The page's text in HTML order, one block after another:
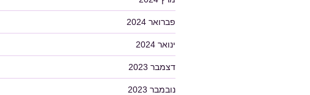
פברואר 2024
ינואר 2024
דצמבר 2023
נובמבר 2023